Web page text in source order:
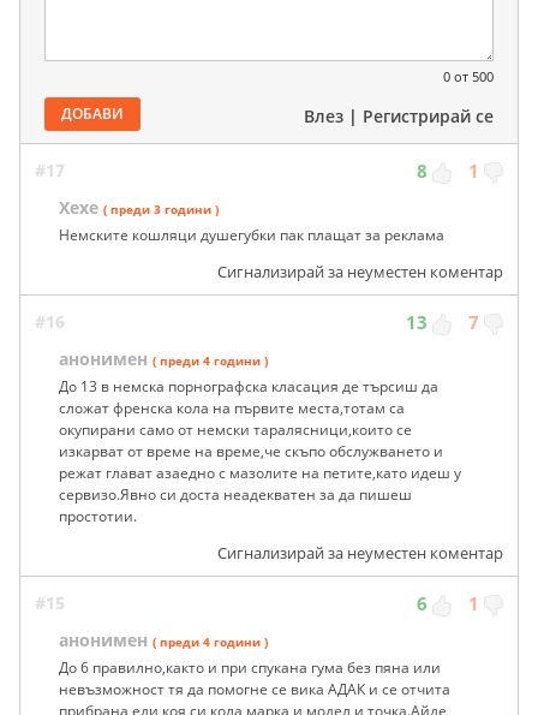
0 от 500
ДОБАВИ Влез | Регистрирай се
#17 8 1
Хехе ( преди 3 години )
Немските кошляци душегубки пак плащат за реклама
Сигнализирай за неуместен коментар
#16 13 7
анонимен ( преди 4 години )
До 13 в немска порнографска класация де търсиш да
сложат френска кола на първите места,тотам са
окупирани само от немски таралясници,които се
изкарват от време на време,че скъпо обслужването и
режат глават азаедно с мазолите на петите,като идеш у
сервизо.Явно си доста неадекватен за да пишеш
простотии.
Сигнализирай за неуместен коментар
#15 6 1
анонимен ( преди 4 години )
До 6 правилно,както и при спукана гума без пяна или
невъзможност тя да помогне се вика АДАК и се отчита